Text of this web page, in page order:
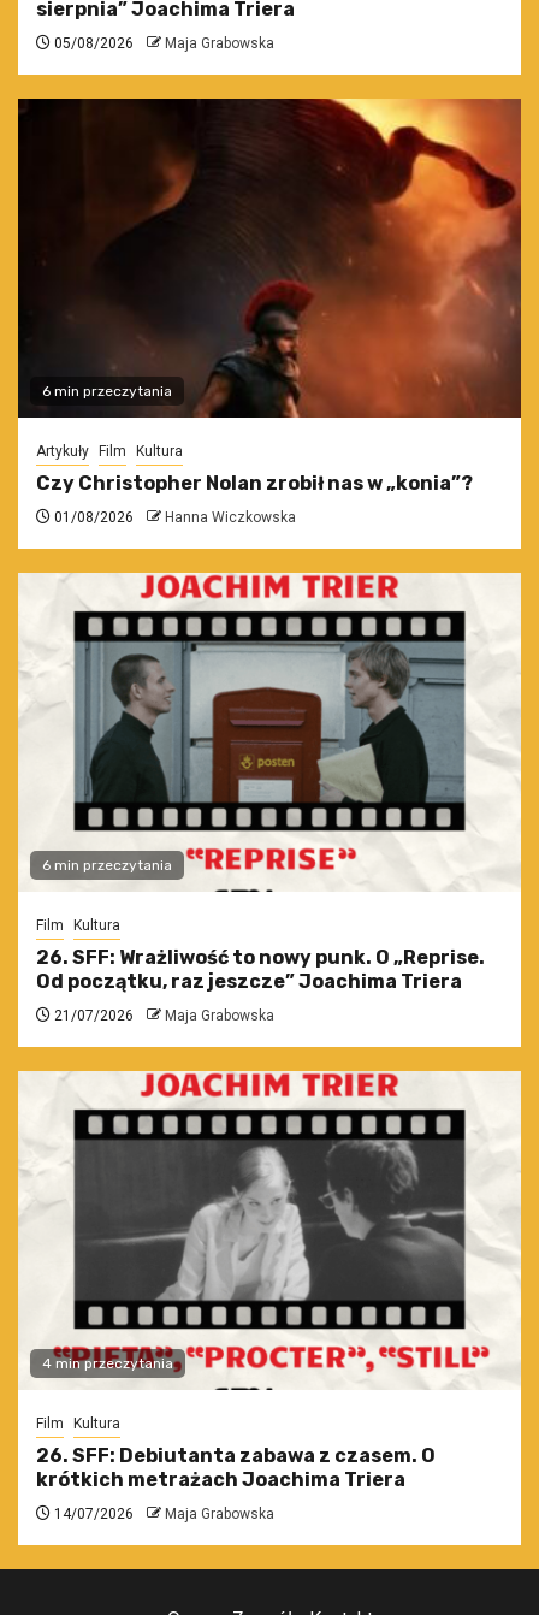
sierpnia” Joachima Triera
05/08/2026 Maja Grabowska
6 min przeczytania
Artykuły Film Kultura
Czy Christopher Nolan zrobił nas w „konia”?
01/08/2026 Hanna Wiczkowska
6 min przeczytania
Film Kultura
26. SFF: Wrażliwość to nowy punk. O „Reprise.
Od początku, raz jeszcze” Joachima Triera
21/07/2026 Maja Grabowska
4 min przeczytania
Film Kultura
26. SFF: Debiutanta zabawa z czasem. O
krótkich metrażach Joachima Triera
14/07/2026 Maja Grabowska